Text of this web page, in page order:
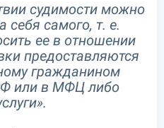
судимости можно
себя самого, т. е.
ее в отношении
предоставляются
гражданином
или в МФЦ либо